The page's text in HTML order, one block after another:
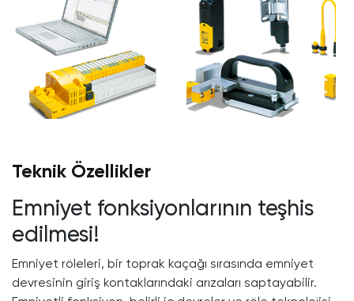
Teknik Özellikler
Emniyet fonksiyonlarının teşhis
edilmesi!
Emniyet röleleri, bir toprak kaçağı sırasında emniyet
devresinin giriş kontaklarındaki arızaları saptayabilir.